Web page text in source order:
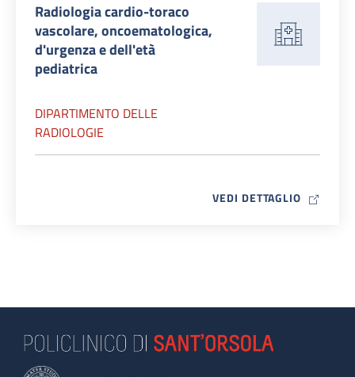
Radiologia cardio-toraco
vascolare, oncoematologica,
d'urgenza e dell'età
pediatrica
DIPARTIMENTO DELLE
RADIOLOGIE
VEDI DETTAGLIO MAP ICON